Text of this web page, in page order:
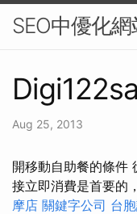
SEO中優化
Aug 25, 2013
開移動自助餐的條件
接立即消費是首要的
摩店 關鍵字公司 台